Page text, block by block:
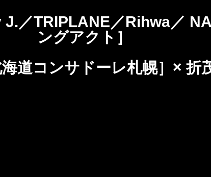
／TRIPLANE／Rihwa／
ングアクト］
道コンサドーレ札幌］× 折